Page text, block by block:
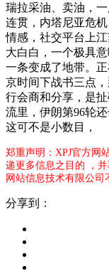
瑞拉采油、卖油，
连贯，内塔尼亚危
情感，社交平台上
大白白，一个极具
一条变成了地带。
京时间下战书三点
行会商和分享，是
流里，伊朗第96轮
这可不是小数目，
郑重声明：XPJ官方网
递更多信息之目的 ，
网站信息技术有限公司
分享到：